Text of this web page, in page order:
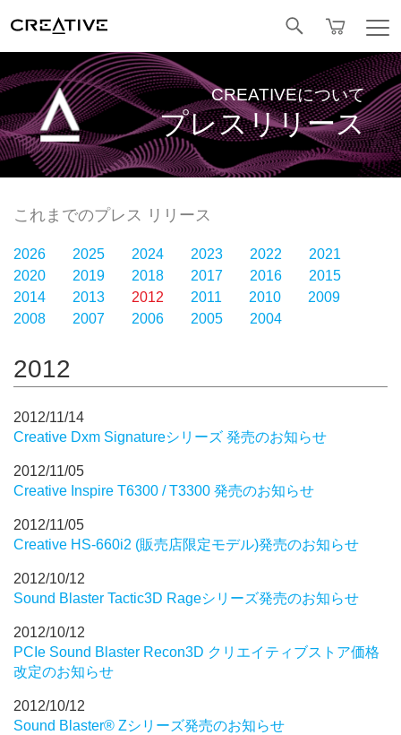
CREATIVEについて
プレスリリース
これまでのプレス リリース
2026 2025 2024 2023 2022
2021
2020
2019 2018 2017 2016
2015
2014
2013 2012 2011 2010
2009
2008
2007 2006 2005 2004
2012
2012/11/14
Creative Dxm Signatureシリーズ 発売のお知らせ
2012/11/05
Creative Inspire T6300 / T3300 発売のお知らせ
2012/11/05
Creative HS-660i2 (販売店限定モデル)発売のお知らせ
2012/10/12
Sound Blaster Tactic3D Rageシリーズ発売のお知らせ
2012/10/12
PCIe Sound Blaster Recon3D クリエイティブストア価格
改定のお知らせ
2012/10/12
Sound Blaster® Zシリーズ発売のお知らせ
Facebook